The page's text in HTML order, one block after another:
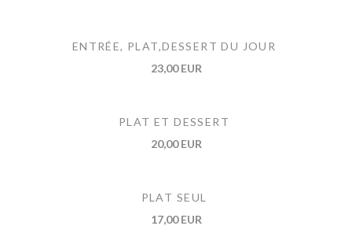
ENTRÉE, PLAT,DESSERT DU JOUR
23,00 EUR
PLAT ET DESSERT
20,00 EUR
PLAT SEUL
17,00 EUR